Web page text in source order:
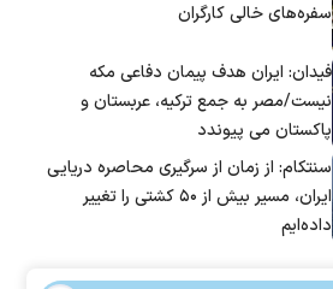
سفره‌های خالی کارگران
فیدان: ایران هدف پیمان دفاعی مکه
نیست/مصر به جمع ترکیه، عربستان و
پاکستان می پیوندد
سنتکام: از زمان از سرگیری محاصره دریایی
ایران، مسیر بیش از ۵۰ کشتی را تغییر
داده‌ایم